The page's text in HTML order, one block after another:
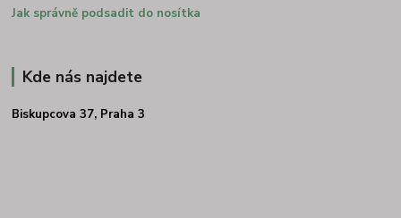
Jak správně podsadit do nosítka
Kde nás najdete
Biskupcova 37, Praha 3